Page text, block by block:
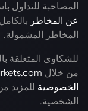
المصاحبة للتداول
عن المخاطر
المخاطر المشمولة.
للشكاوى المتعلقة
من خلال
الخصوصية للمزيد
الشخصية.